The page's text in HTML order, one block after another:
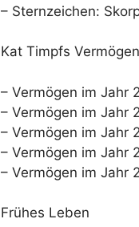
– Sternzeichen:
Kat Timpfs
– Vermögen im Jahr
– Vermögen im Jahr
– Vermögen im Jahr
– Vermögen im Jahr
– Vermögen im Jahr
Frühes Leben